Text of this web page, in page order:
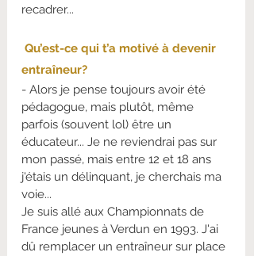
recadrer...
Qu’est-ce qui t’a motivé à devenir
entraîneur?
- Alors je pense toujours avoir été
pédagogue, mais plutôt, même
parfois (souvent lol) être un
éducateur... Je ne reviendrai pas sur
mon passé, mais entre 12 et 18 ans
j'étais un délinquant, je cherchais ma
voie...
Je suis allé aux Championnats de
France jeunes à Verdun en 1993. J'ai
dû remplacer un entraîneur sur place